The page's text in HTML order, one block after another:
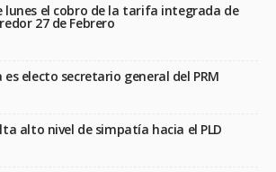
lunes el cobro de la tarifa integrada de
27 de Febrero
es electo secretario general del PRM
alto nivel de simpatía hacia el PLD